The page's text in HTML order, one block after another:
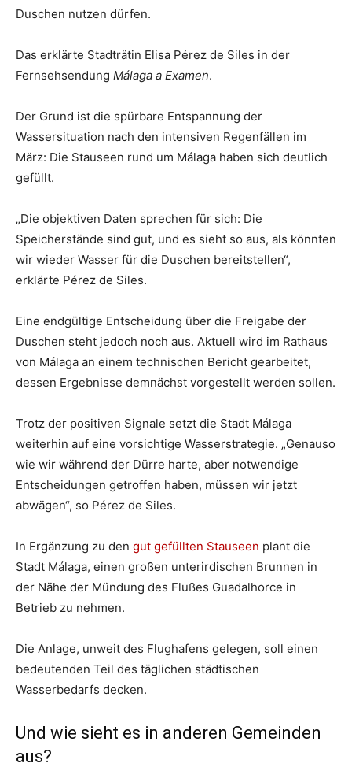
Duschen nutzen dürfen.
Das erklärte Stadträtin Elisa Pérez de Siles in der
Fernsehsendung Málaga a Examen.
Der Grund ist die spürbare Entspannung der
Wassersituation nach den intensiven Regenfällen im
März: Die Stauseen rund um Málaga haben sich deutlich
gefüllt.
„Die objektiven Daten sprechen für sich: Die
Speicherstände sind gut, und es sieht so aus, als könnten
wir wieder Wasser für die Duschen bereitstellen“,
erklärte Pérez de Siles.
Eine endgültige Entscheidung über die Freigabe der
Duschen steht jedoch noch aus. Aktuell wird im Rathaus
von Málaga an einem technischen Bericht gearbeitet,
dessen Ergebnisse demnächst vorgestellt werden sollen.
Trotz der positiven Signale setzt die Stadt Málaga
weiterhin auf eine vorsichtige Wasserstrategie. „Genauso
wie wir während der Dürre harte, aber notwendige
Entscheidungen getroffen haben, müssen wir jetzt
abwägen“, so Pérez de Siles.
In Ergänzung zu den gut gefüllten Stauseen plant die
Stadt Málaga, einen großen unterirdischen Brunnen in
der Nähe der Mündung des Flußes Guadalhorce in
Betrieb zu nehmen.
Die Anlage, unweit des Flughafens gelegen, soll einen
bedeutenden Teil des täglichen städtischen
Wasserbedarfs decken.
Und wie sieht es in anderen Gemeinden
aus?